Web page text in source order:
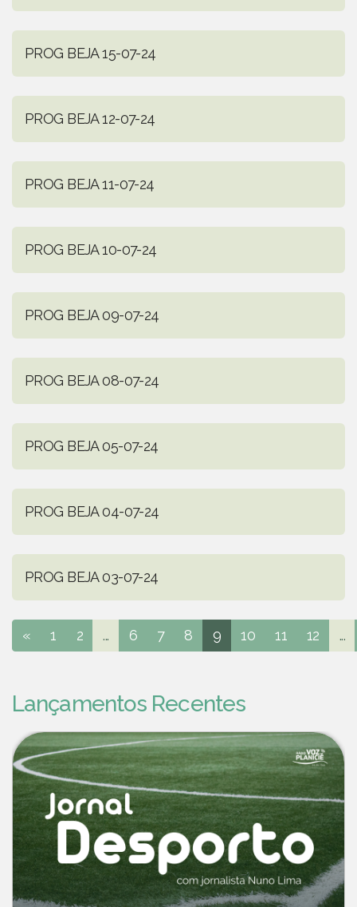
PROG BEJA 15-07-24
PROG BEJA 12-07-24
PROG BEJA 11-07-24
PROG BEJA 10-07-24
PROG BEJA 09-07-24
PROG BEJA 08-07-24
PROG BEJA 05-07-24
PROG BEJA 04-07-24
PROG BEJA 03-07-24
« 1 2 ... 6 7 8 9 10 11 12 ...
Lançamentos Recentes